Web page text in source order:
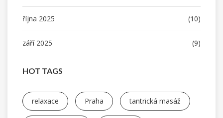
října 2025 (10)
září 2025 (9)
HOT TAGS
relaxace Praha tantrická masáž